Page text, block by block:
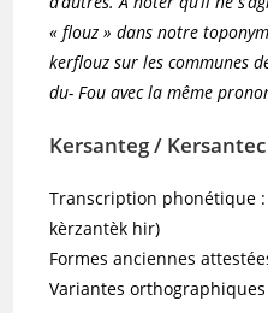
« flouz » dans notre
kerflouz sur les communes
du- Fou avec la même
Kersanteg / Kersantec
Transcription phonétique
kèrzantèk hir)
Formes anciennes
Variantes